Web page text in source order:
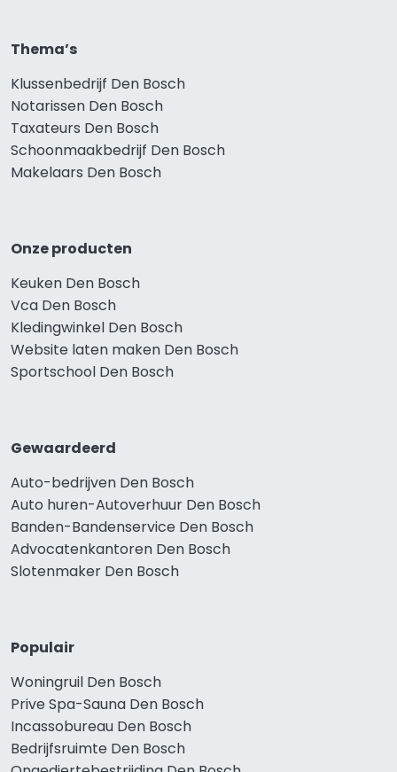
Thema’s
Klussenbedrijf Den Bosch
Notarissen Den Bosch
Taxateurs Den Bosch
Schoonmaakbedrijf Den Bosch
Makelaars Den Bosch
Onze producten
Keuken Den Bosch
Vca Den Bosch
Kledingwinkel Den Bosch
Website laten maken Den Bosch
Sportschool Den Bosch
Gewaardeerd
Auto-bedrijven Den Bosch
Auto huren-Autoverhuur Den Bosch
Banden-Bandenservice Den Bosch
Advocatenkantoren Den Bosch
Slotenmaker Den Bosch
Populair
Woningruil Den Bosch
Prive Spa-Sauna Den Bosch
Incassobureau Den Bosch
Bedrijfsruimte Den Bosch